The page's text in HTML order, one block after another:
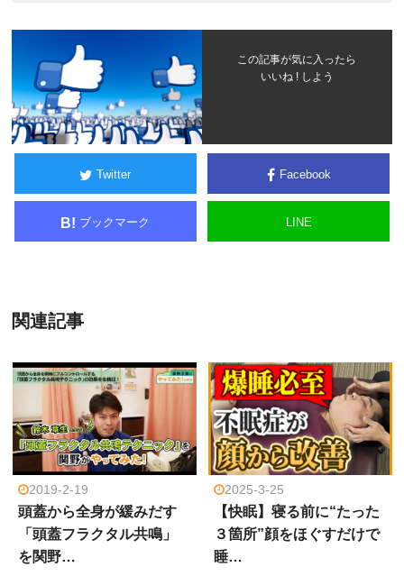
この記事が気に入ったら
いいね ! しよう
Twitter Facebook
B! ブックマーク LINE
関連記事
2019-2-19
頭蓋から全身が緩みだす
「頭蓋フラクタル共鳴」
を関野…
2025-3-25
【快眠】寝る前に“たった
３箇所”顔をほぐすだけで
睡…